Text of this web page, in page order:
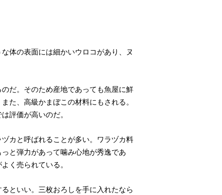
体の表面には細かいウロコがあり、ヌ
だ。そのため産地であっても魚屋に鮮
た、高級かまぼこの材料にもされる。
評価が高いのだ。
カと呼ばれることが多い。ワラヅカ料
と弾力があって噛み心地が秀逸であ
く売られている。
といい。三枚おろしを手に入れたなら